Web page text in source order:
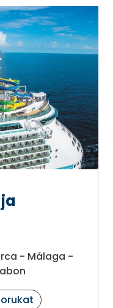
- Málaga -